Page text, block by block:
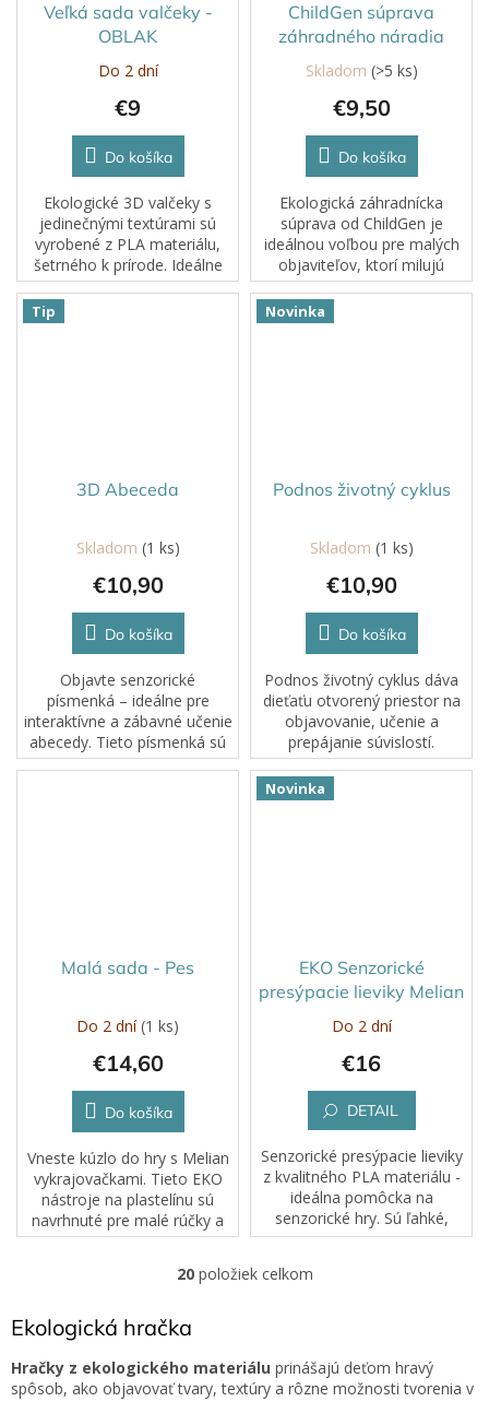
Veľká sada valčeky -
OBLAK
Do 2 dní
€9
Do košíka
Ekologické 3D valčeky s
jedinečnými textúrami sú
vyrobené z PLA materiálu,
šetrného k prírode. Ideálne
na prácu s plastelínou,
kinetickým pieskom, cestom
ChildGen súprava
záhradného náradia
Skladom (>5 ks)
€9,50
Do košíka
Ekologická záhradnícka
súprava od ChildGen je
ideálnou voľbou pre malých
objaviteľov, ktorí milujú
tvorivú hru s pieskom alebo
zeminou.
Tip
3D Abeceda
Priemerné
hodnotenie
hviezdičiek.
Skladom (1 ks)
€10,90
Do košíka
Objavte senzorické
písmenká – ideálne pre
interaktívne a zábavné učenie
abecedy. Tieto písmenká sú
vytvorené na tvorenie slov a
Novinka
Podnos životný cyklus
Skladom (1 ks)
€10,90
Do košíka
Podnos životný cyklus dáva
dieťaťu otvorený priestor na
objavovanie, učenie a
prepájanie súvislostí.
Pomáha deťom pochopiť, že
v prírode má všetko svoj
začiatok, priebeh aj premenu.
Malá sada - Pes
Do 2 dní(1 ks)
€14,60
Do košíka
Vneste kúzlo do hry s Melian
vykrajovačkami. Tieto EKO
nástroje na plastelínu sú
navrhnuté pre malé rúčky a
veľkú fantáziu. Každé
odtlačok sa mení na
Novinka
EKO Senzorické
presýpacie lieviky Melian
Do 2 dní
€16
DETAIL
Senzorické presýpacie lieviky
z kvalitného PLA materiálu -
ideálna pomôcka na
senzorické hry. Sú ľahké,
odolné a ich jednoduchý
herničky či detského kútika.
O
d
a
20položiek celkom
Ekologická hračka
Hračky z ekologického materiálu prinášajú deťom hravý
spôsob, ako objavovať tvary, textúry a rôzne možnosti tvorenia v